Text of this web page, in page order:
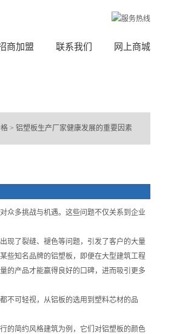
商加盟 联系我们 网上商城
> 铝塑板生产厂家健康发展的重要因素
多挑战与机遇。这些问题不仅关系到企业
现了裂缝、褪色等问题，引发了客户的大量
些知名品牌的铝塑板，即便在大型建筑工程
的产品才能赢得良好的口碑，进而吸引更多
不可轻视，从铝板的选用到塑料芯材的品
的简约风格建筑为例，它们对铝塑板的颜色